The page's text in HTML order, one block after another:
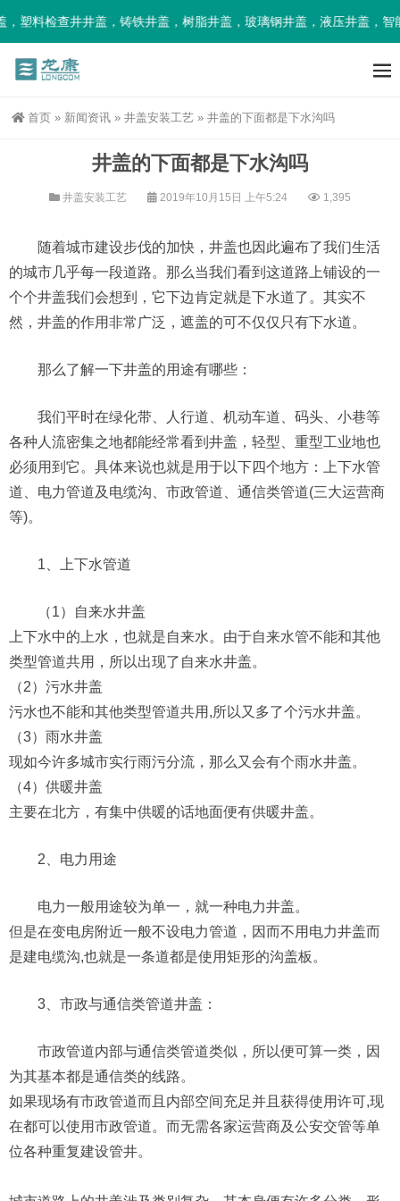
塑料检查井井盖，铸铁井盖，树脂井盖，玻璃钢井盖，液压井盖，智
首页 » 新闻资讯 » 井盖安装工艺 » 井盖的下面都是下水沟吗
井盖的下面都是下水沟吗
井盖安装工艺 2019年10月15日 上午5:24 1,395
随着城市建设步伐的加快，井盖也因此遍布了我们生活
的城市几乎每一段道路。那么当我们看到这道路上铺设的一
个个井盖我们会想到，它下边肯定就是下水道了。其实不
然，井盖的作用非常广泛，遮盖的可不仅仅只有下水道。
那么了解一下井盖的用途有哪些：
我们平时在绿化带、人行道、机动车道、码头、小巷等
各种人流密集之地都能经常看到井盖，轻型、重型工业地也
必须用到它。具体来说也就是用于以下四个地方：上下水管
道、电力管道及电缆沟、市政管道、通信类管道(三大运营商
等)。
1、上下水管道
（1）自来水井盖
上下水中的上水，也就是自来水。由于自来水管不能和其他
类型管道共用，所以出现了自来水井盖。
（2）污水井盖
污水也不能和其他类型管道共用,所以又多了个污水井盖。
（3）雨水井盖
现如今许多城市实行雨污分流，那么又会有个雨水井盖。
（4）供暖井盖
主要在北方，有集中供暖的话地面便有供暖井盖。
2、电力用途
电力一般用途较为单一，就一种电力井盖。
但是在变电房附近一般不设电力管道，因而不用电力井盖而
是建电缆沟,也就是一条道都是使用矩形的沟盖板。
3、市政与通信类管道井盖：
市政管道内部与通信类管道类似，所以便可算一类，因
为其基本都是通信类的线路。
如果现场有市政管道而且内部空间充足并且获得使用许可,现
在都可以使用市政管道。而无需各家运营商及公安交管等单
位各种重复建设管井。